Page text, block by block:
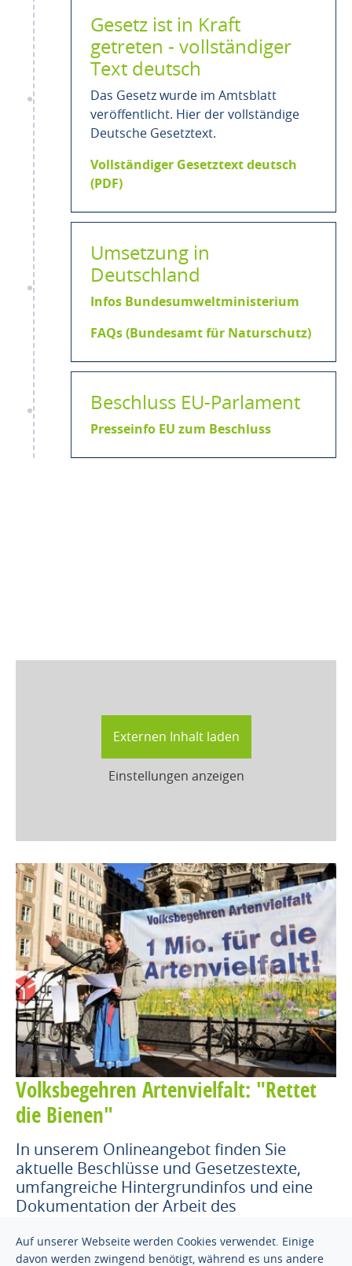
Gesetz ist in Kraft
getreten - vollständiger
Text deutsch
Das Gesetz wurde im Amtsblatt
veröffentlicht. Hier der vollständige
Deutsche Gesetztext.
Vollständiger Gesetztext deutsch
(PDF)
Umsetzung in
Deutschland
Infos Bundesumweltministerium
FAQs (Bundesamt für Naturschutz)
Beschluss EU-Parlament
Presseinfo EU zum Beschluss
Externen Inhalt laden
Einstellungen anzeigen
Volksbegehren Artenvielfalt: "Rettet
die Bienen"
In unserem Onlineangebot finden Sie
aktuelle Beschlüsse und Gesetzestexte,
umfangreiche Hintergrundinfos und eine
Dokumentation der Arbeit des
Auf unserer Webseite werden Cookies verwendet. Einige
davon werden zwingend benötigt, während es uns andere